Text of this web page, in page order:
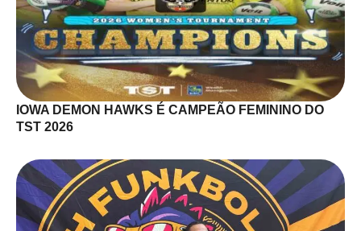
IOWA DEMON HAWKS É CAMPEÃO FEMININO DO
TST 2026